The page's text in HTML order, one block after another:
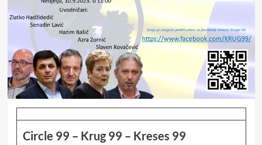
Circle 99 – Krug 99 – Kreses 99